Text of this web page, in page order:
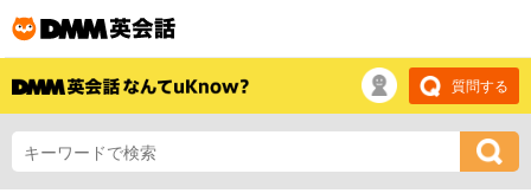
質問する